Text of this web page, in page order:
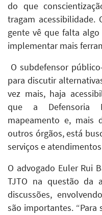
do que
tragam acessibilidade.
gente vê que falta
implementar mais
O subdefensor
para discutir
vez mais, haja
que a Defensoria
mapeamento e, mais
outros órgãos, está
serviços e
O advogado Euler Rui
TJTO na questão da
discussões,
são importantes.